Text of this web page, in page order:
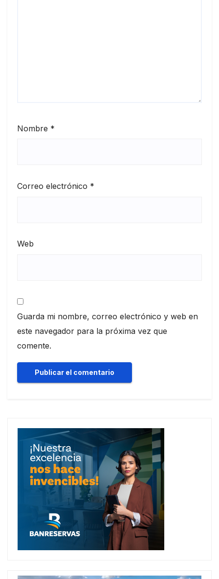
Nombre *
Correo electrónico *
Web
Guarda mi nombre, correo electrónico y web en
este navegador para la próxima vez que
comente.